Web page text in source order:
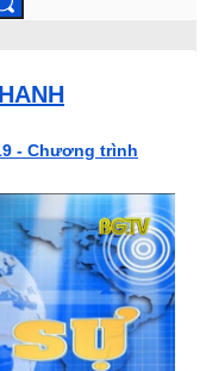
- Chương trình